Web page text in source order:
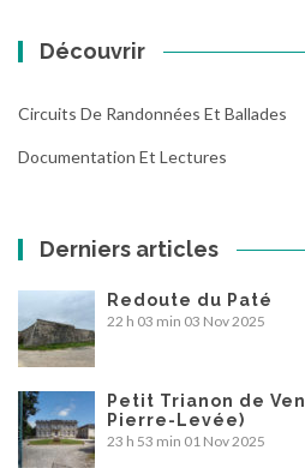
Découvrir
Circuits De Randonnées Et Ballades
Documentation Et Lectures
Derniers articles
Redoute du Paté
22 h 03 min 03 Nov 2025
Petit Trianon de
Pierre-Levée)
23 h 53 min 01 Nov 2025